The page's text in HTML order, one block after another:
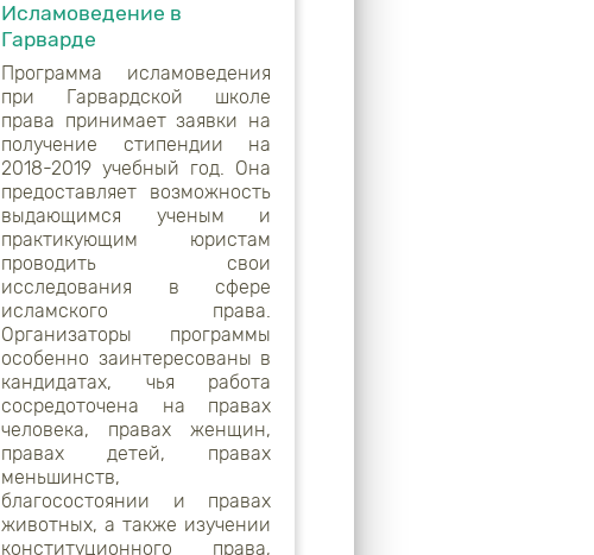
Исламоведение в
Гарварде
Программа исламоведения
при Гарвардской школе
права принимает заявки на
получение стипендии на
2018-2019 учебный год. Она
предоставляет возможность
выдающимся ученым и
практикующим юристам
проводить свои
исследования в сфере
исламского права.
Организаторы программы
особенно заинтересованы в
кандидатах, чья работа
сосредоточена на правах
человека, правах женщин,
правах детей, правах
меньшинств,
благосостоянии и правах
животных, а также изучении
конституционного права,